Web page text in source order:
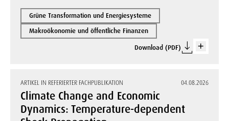
Grüne Transformation und Energiesysteme
Makroökonomie und öffentliche Finanzen
Download (PDF)
ARTIKEL IN REFERIERTER FACHPUBLIKATION 04.08.2026
Climate Change and Economic
Dynamics: Temperature-dependent